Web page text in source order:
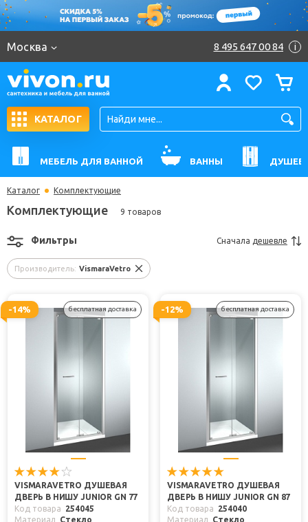
Москва 8 495 647 00 84 i
КАТАЛОГ
МЕБЕЛЬ ДЛЯ ВАННОЙ ВАННЫ
Каталог Комплектующие
Комплектующие 9 товаров
Производитель: VismaraVetro
Фильтры Сначала дешевле
-14% бесплатная доставка
VISMARAVETRO ДУШЕВАЯ
ДВЕРЬ В НИШУ JUNIOR GN 77
Код товара
254045
Материал
Стекло
-12% бесплатная доставка
VISMARAVETRO ДУШЕВАЯ
ДВЕРЬ В НИШУ JUNIOR GN 87
Код товара
254040
Материал
Стекло